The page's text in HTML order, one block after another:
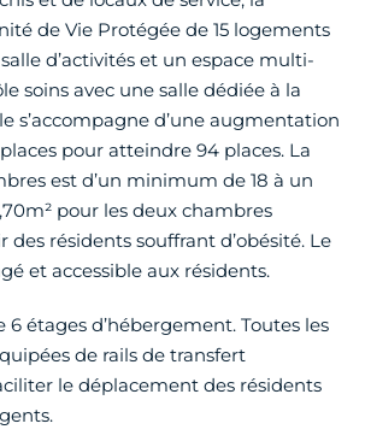
de Vie Protégée de 15 logements
d’activités et un espace multi-
soins avec une salle dédiée à la
s’accompagne d’une augmentation
pour atteindre 94 places. La
est d’un minimum de 18 à un
pour les deux chambres
des résidents souffrant d’obésité. Le
et accessible aux résidents.
6 étages d’hébergement. Toutes les
de rails de transfert
le déplacement des résidents